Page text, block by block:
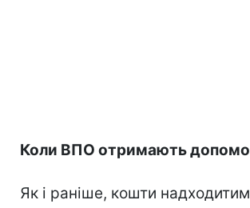
Коли ВПО отримають
Як і раніше, кошти